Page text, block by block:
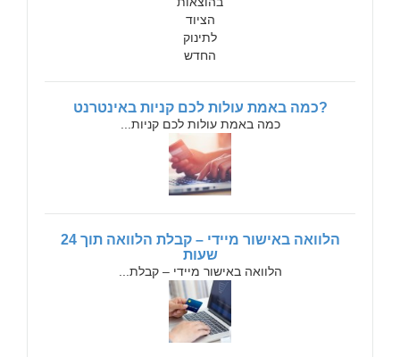
?כמה באמת עולות לכם קניות באינטרנט
כמה באמת עולות לכם קניות...
הלוואה באישור מיידי – קבלת הלוואה תוך 24
שעות
הלוואה באישור מיידי – קבלת...